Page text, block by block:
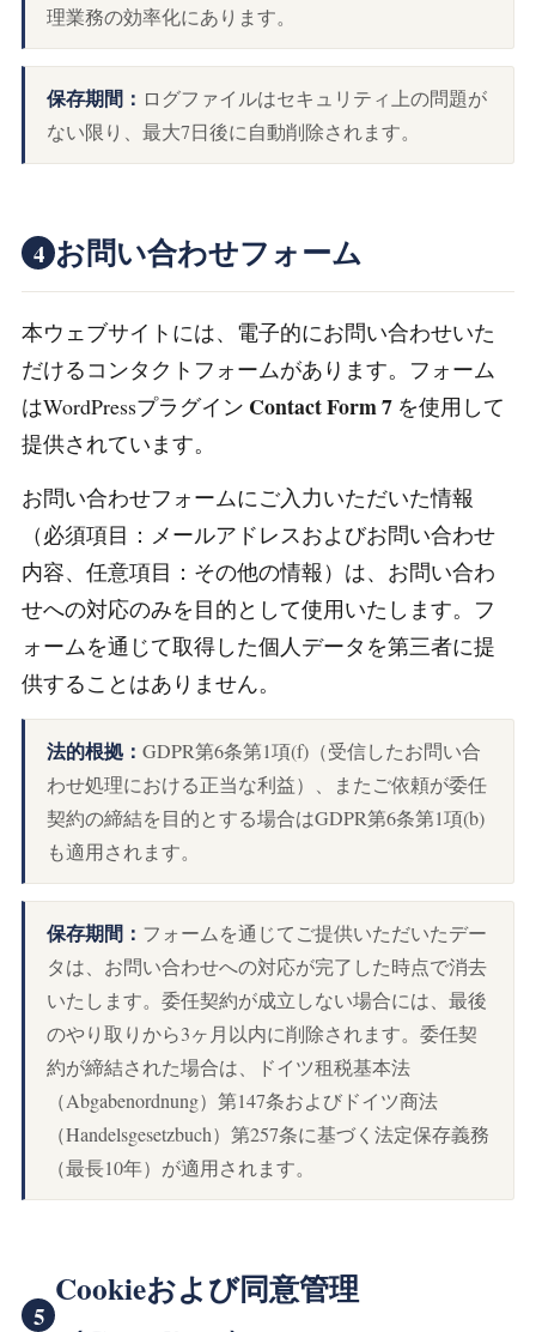
理業務の効率化にあります。
保存期間： ログファイルはセキュリティ上の問題が
ない限り、最大7日後に自動削除されます。
4 お問い合わせフォーム
本ウェブサイトには、電子的にお問い合わせいた
だけるコンタクトフォームがあります。フォーム
はWordPressプラグイン Contact Form 7 を使用して
提供されています。
お問い合わせフォームにご入力いただいた情報
（必須項目：メールアドレスおよびお問い合わせ
内容、任意項目：その他の情報）は、お問い合わ
せへの対応のみを目的として使用いたします。フ
ォームを通じて取得した個人データを第三者に提
供することはありません。
法的根拠： GDPR第6条第1項(f)（受信したお問い合
わせ処理における正当な利益）、またご依頼が委任
契約の締結を目的とする場合はGDPR第6条第1項(b)
も適用されます。
保存期間： フォームを通じてご提供いただいたデー
タは、お問い合わせへの対応が完了した時点で消去
いたします。委任契約が成立しない場合には、最後
のやり取りから3ヶ月以内に削除されます。委任契
約が締結された場合は、ドイツ租税基本法
（Abgabenordnung）第147条およびドイツ商法
（Handelsgesetzbuch）第257条に基づく法定保存義務
（最長10年）が適用されます。
5
Cookieおよび同意管理